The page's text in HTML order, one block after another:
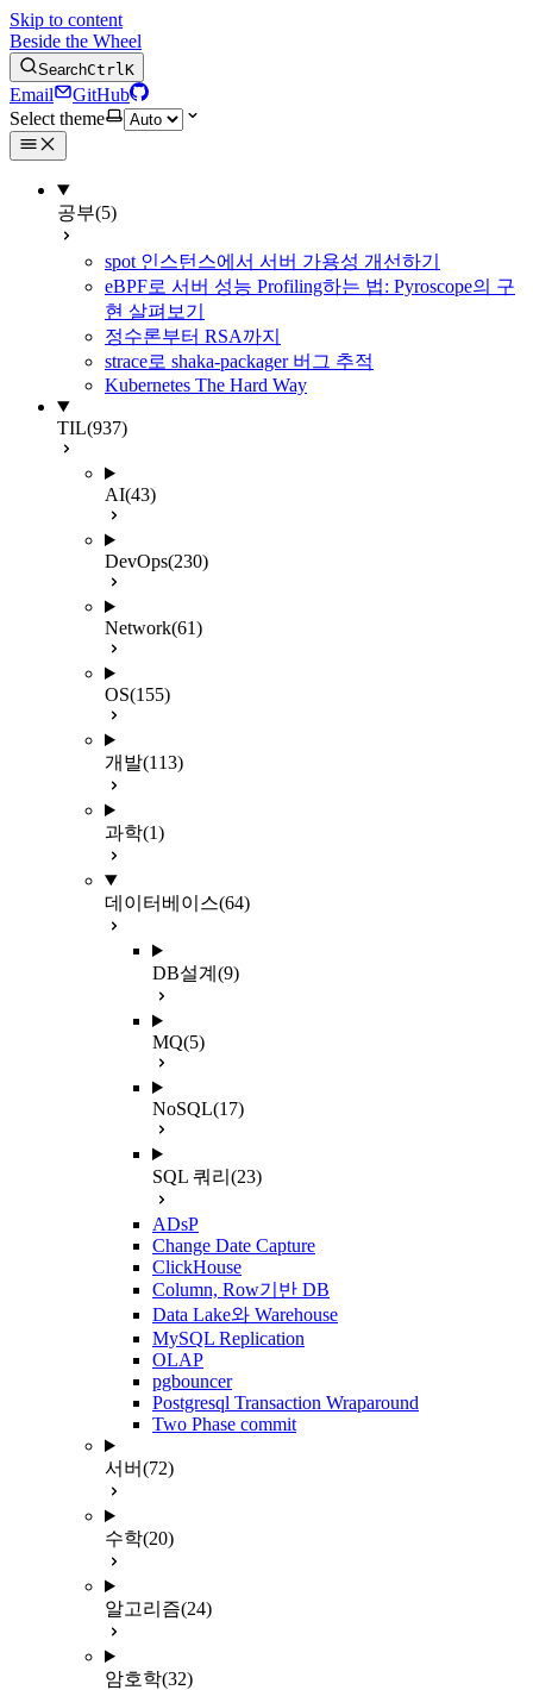
Skip to content
Beside the Wheel
SearchCtrlK
Email
GitHub
Select theme
공부(5)
spot 인스턴스에서 서버 가용성 개선하기
eBPF로 서버 성능 Profiling하는 법: Pyroscope의 구
현 살펴보기
정수론부터 RSA까지
strace로 shaka-packager 버그 추적
Kubernetes The Hard Way
TIL(937)
AI(43)
DevOps(230)
Network(61)
OS(155)
개발(113)
과학(1)
데이터베이스(64)
DB설계 (9)
MQ(5)
NoSQL(17)
SQL 쿼리 (23)
ADsP
Change Date Capture
ClickHouse
Column, Row기반 DB
Data Lake와 Warehouse
MySQL Replication
OLAP
pgbouncer
Postgresql Transaction Wraparound
Two Phase commit
서버(72)
수학(20)
알고리즘(24)
암호학(32)